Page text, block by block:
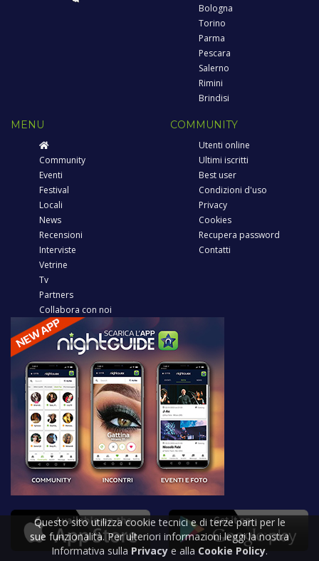
Bologna
Torino
Parma
Pescara
Salerno
Rimini
Brindisi
MENU
Community
Eventi
Festival
Locali
News
Recensioni
Interviste
Vetrine
Tv
Partners
Collabora con noi
COMMUNITY
Utenti online
Ultimi iscritti
Best user
Condizioni d'uso
Privacy
Cookies
Recupera password
Contatti
Questo sito utilizza cookie tecnici e di terze parti per le
sue funzionalità. Per ulteriori informazioni leggi la nostra
Informativa sulla Privacy e alla Cookie Policy.